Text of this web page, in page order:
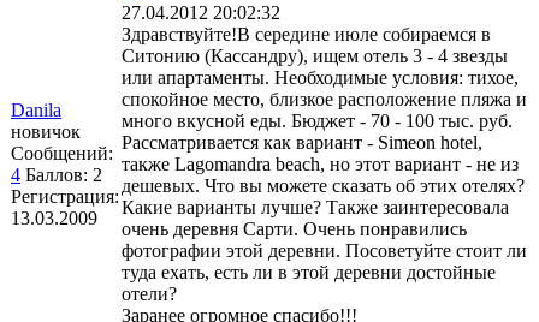
Danila
новичок
Сообщений:
4 Баллов: 2
Регистрация:
13.03.2009
27.04.2012 20:02:32
Здравствуйте!В середине июле собираемся в
Ситонию (Кассандру), ищем отель 3 - 4 звезды
или апартаменты. Необходимые условия: тихое,
спокойное место, близкое расположение пляжа и
много вкусной еды. Бюджет - 70 - 100 тыс. руб.
Рассматривается как вариант - Simeon hotel,
также Lagomandra beach, но этот вариант - не из
дешевых. Что вы можете сказать об этих отелях?
Какие варианты лучше? Также заинтересовала
очень деревня Сарти. Очень понравились
фотографии этой деревни. Посоветуйте стоит ли
туда ехать, есть ли в этой деревни достойные
отели?
Заранее огромное спасибо!!!